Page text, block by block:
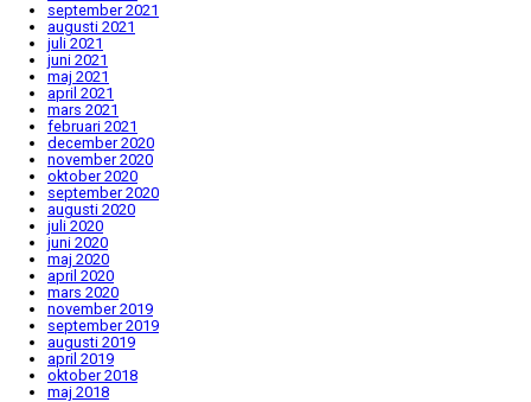
september 2021
augusti 2021
juli 2021
juni 2021
maj 2021
april 2021
mars 2021
februari 2021
december 2020
november 2020
oktober 2020
september 2020
augusti 2020
juli 2020
juni 2020
maj 2020
april 2020
mars 2020
november 2019
september 2019
augusti 2019
april 2019
oktober 2018
maj 2018